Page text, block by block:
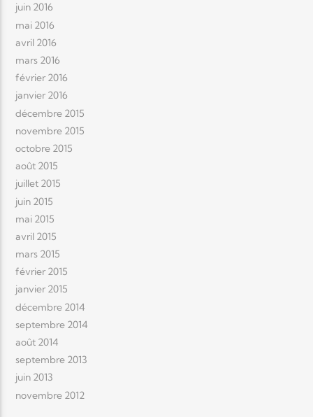
juin 2016
mai 2016
avril 2016
mars 2016
février 2016
janvier 2016
décembre 2015
novembre 2015
octobre 2015
août 2015
juillet 2015
juin 2015
mai 2015
avril 2015
mars 2015
février 2015
janvier 2015
décembre 2014
septembre 2014
août 2014
septembre 2013
juin 2013
novembre 2012